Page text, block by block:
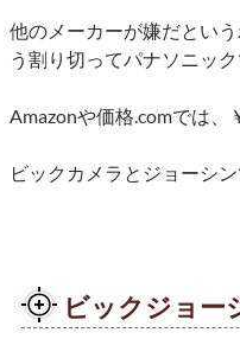
他のメーカーが嫌だとい
う割り切ってパナソニック
Amazonや価格.comでは、
ビックカメラとジョーシ
ビックジョー